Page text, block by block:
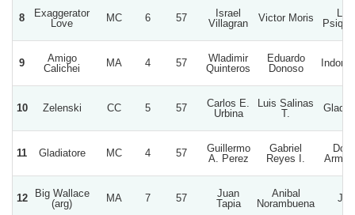
8
Exaggerator
Love
MC 6 57
Israel
Villagran
Victor Moris
9
Amigo
Calichei
MA 4 57
Wladimir
Quinteros
Eduardo
Donoso
10 Zelenski CC 5 57
Carlos E.
Urbina
Luis Salinas
T.
11 Gladiatore MC 4 57
Guillermo
A. Perez
Gabriel
Reyes I.
12
Big Wallace
(arg)
MA 7 57
Juan
Tapia
Anibal
Norambuena
J.j.